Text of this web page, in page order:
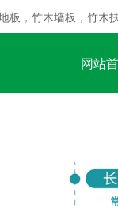
板，竹木墙板，竹木
网站